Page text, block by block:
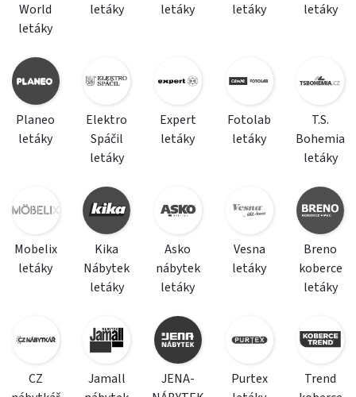
World
letáky
letáky
letáky
letáky
letáky
Planeo
letáky
Elektro
Spáčil
letáky
Expert
letáky
Fotolab
letáky
T.S.
Bohemia
letáky
Mobelix
letáky
Kika
Nábytek
letáky
Asko
nábytek
letáky
Vesna
letáky
Breno
koberce
letáky
CZ
Jamall
JENA-
Purtex
Trend